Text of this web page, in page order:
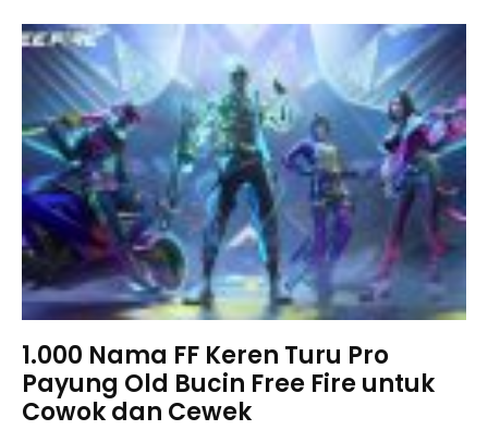
1.000 Nama FF Keren Turu Pro
Payung Old Bucin Free Fire untuk
Cowok dan Cewek